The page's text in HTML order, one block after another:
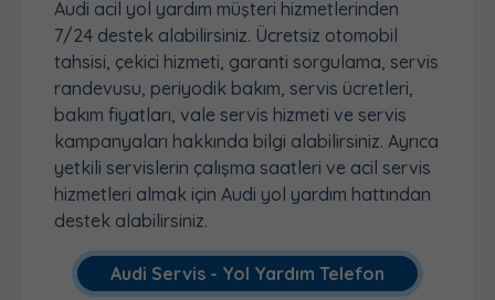
Audi acil yol yardım müşteri hizmetlerinden
7/24 destek alabilirsiniz. Ücretsiz otomobil
tahsisi, çekici hizmeti, garanti sorgulama, servis
randevusu, periyodik bakım, servis ücretleri,
bakım fiyatları, vale servis hizmeti ve servis
kampanyaları hakkında bilgi alabilirsiniz. Ayrıca
yetkili servislerin çalışma saatleri ve acil servis
hizmetleri almak için Audi yol yardım hattından
destek alabilirsiniz.
Audi Servis - Yol Yardım Telefon